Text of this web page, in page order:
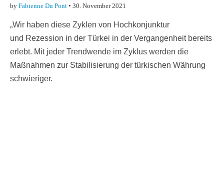
by Fabienne Du Pont • 30. November 2021
„Wir haben diese Zyklen von Hochkonjunktur
und Rezession in der Türkei in der Vergangenheit bereits
erlebt. Mit jeder Trendwende im Zyklus werden die
Maßnahmen zur Stabilisierung der türkischen Währung
schwieriger.